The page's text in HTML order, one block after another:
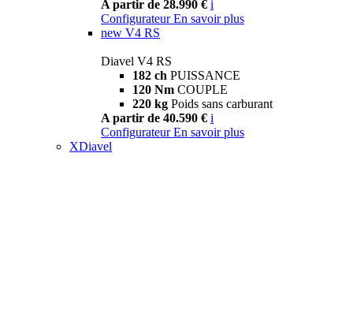
A partir de 28.990 € i
Configurateur En savoir plus
new V4 RS
Diavel V4 RS
182 ch PUISSANCE
120 Nm COUPLE
220 kg Poids sans carburant
A partir de 40.590 € i
Configurateur En savoir plus
XDiavel